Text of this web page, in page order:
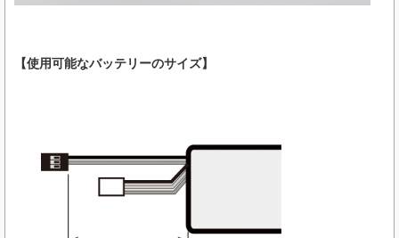
【使用可能なバッテリーのサイズ】